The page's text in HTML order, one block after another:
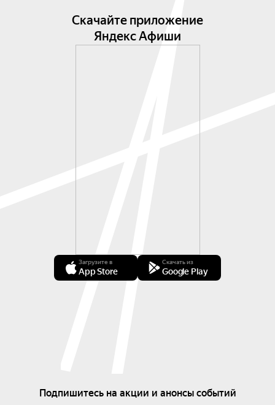
Скачайте приложение
Яндекс Афиши
Загрузите в
App Store
Скачать из
Google Play
Подпишитесь на акции и анонсы событий